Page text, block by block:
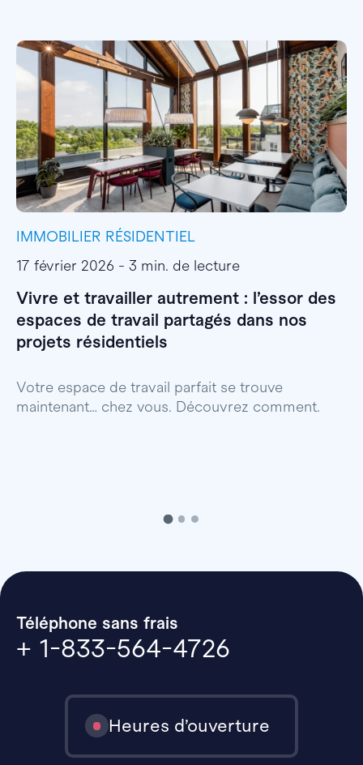
IMMOBILIER RÉSIDENTIEL
17 février 2026 - 3 min. de lecture
Vivre et travailler autrement : l’essor des
espaces de travail partagés dans nos
projets résidentiels
Votre espace de travail parfait se trouve
maintenant… chez vous. Découvrez comment.
Téléphone sans frais
+ 1-833-564-4726
Heures d’ouverture